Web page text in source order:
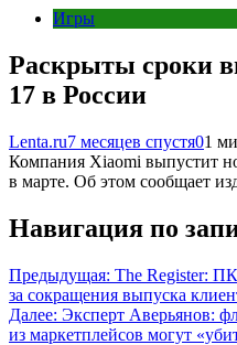
Игры
Раскрыты сроки
17 в России
Lenta.ru7 месяцев спустя01
Компания Xiaomi выпустит
в марте. Об этом сообщает
Навигация по
Предыдущая: The Register:
за сокращения выпуска
Далее: Эксперт Аверьянов:
из маркетплейсов могут